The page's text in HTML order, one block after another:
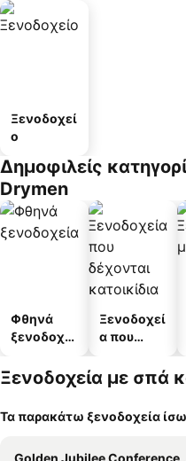
Ξενοδοχεί
ο
Δημοφιλείς
Drymen
Φθηνά
ξενοδοχεί
Ξενοδοχεί
α που
κατοικίδι
Ξενοδοχεία με σπά
Τα παρακάτω ξενοδοχεία
Golden Jubilee Conference Hotel